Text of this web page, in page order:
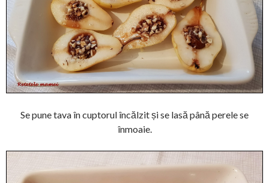
Se pune tava în cuptorul încălzit și se lasă până perele se
înmoaie.